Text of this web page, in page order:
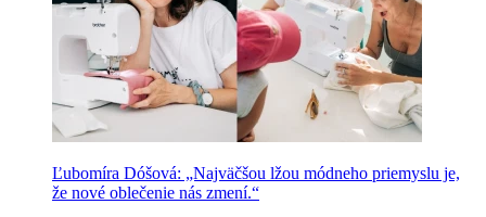
Ľubomíra Dóšová: „Najväčšou lžou módneho priemyslu je,
že nové oblečenie nás zmení.“